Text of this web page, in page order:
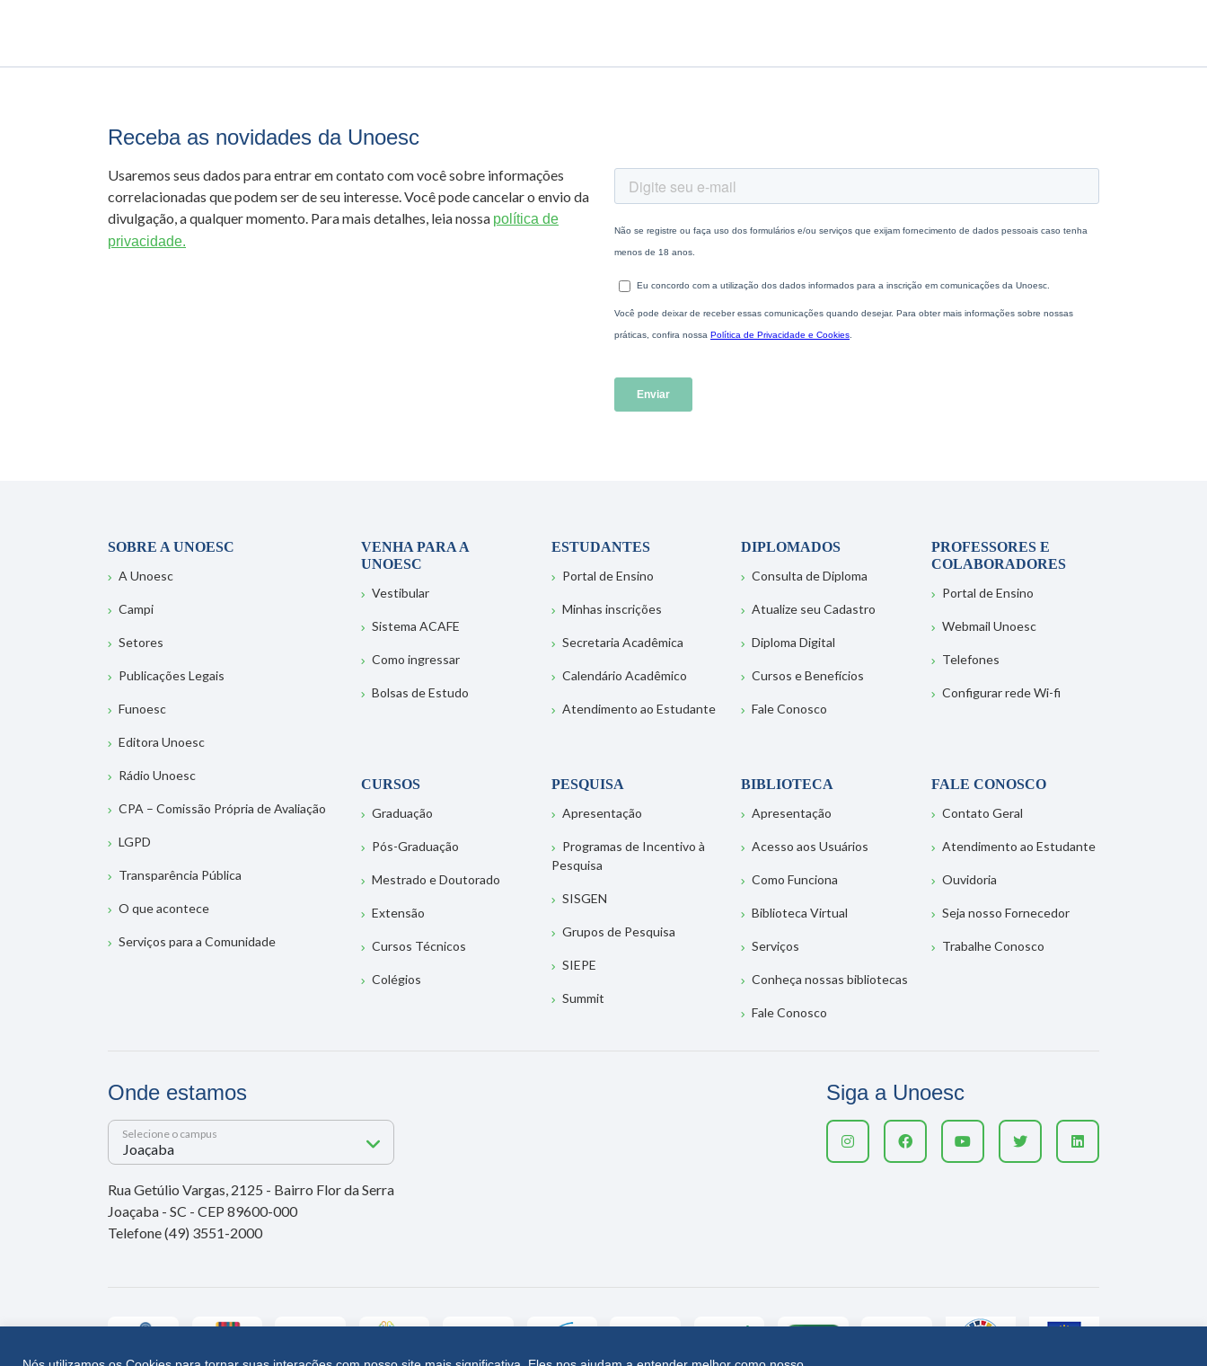
Receba as novidades da Unoesc
Usaremos seus dados para entrar em contato com você sobre informações
correlacionadas que podem ser de seu interesse. Você pode cancelar o envio da
divulgação, a qualquer momento. Para mais detalhes, leia nossa política de
privacidade.
SOBRE A UNOESC
A Unoesc
Campi
Setores
Publicações Legais
Funoesc
Editora Unoesc
Rádio Unoesc
CPA – Comissão Própria de Avaliação
LGPD
Transparência Pública
O que acontece
Serviços para a Comunidade
VENHA PARA A
UNOESC
Vestibular
Sistema ACAFE
Como ingressar
Bolsas de Estudo
ESTUDANTES
Portal de Ensino
Minhas inscrições
Secretaria Acadêmica
Calendário Acadêmico
Atendimento ao Estudante
DIPLOMADOS
Consulta de Diploma
Atualize seu Cadastro
Diploma Digital
Cursos e Benefícios
Fale Conosco
PROFESSORES E
COLABORADORES
Portal de Ensino
Webmail Unoesc
Telefones
Configurar rede Wi-fi
CURSOS
Graduação
Pós-Graduação
Mestrado e Doutorado
Extensão
Cursos Técnicos
Colégios
PESQUISA
Apresentação
Programas de Incentivo à
Pesquisa
SISGEN
Grupos de Pesquisa
SIEPE
Summit
BIBLIOTECA
Apresentação
Acesso aos Usuários
Como Funciona
Biblioteca Virtual
Serviços
Conheça nossas bibliotecas
Fale Conosco
FALE CONOSCO
Contato Geral
Atendimento ao Estudante
Ouvidoria
Seja nosso Fornecedor
Trabalhe Conosco
Onde estamos
Selecione o campus
Rua Getúlio Vargas, 2125 - Bairro Flor da Serra
Joaçaba - SC - CEP 89600-000
Telefone (49) 3551-2000
Siga a Unoesc